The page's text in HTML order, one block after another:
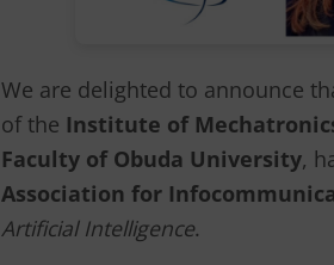
We are delighted to announce
of the Institute of
Faculty of Obuda University,
Association for
Artificial Intelligence.